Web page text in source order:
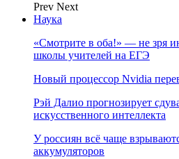
Prev Next
Наука
«Смотрите в оба!» — не зря
школы учителей на ЕГЭ
Новый процессор Nvidia
Рэй Далио прогнозирует
искусственного интеллекта
У россиян всё чаще
аккумуляторов